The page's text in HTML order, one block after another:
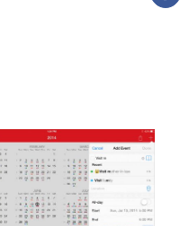
så vi på redaktionen
Wolf3D genom
jag vill spela med eller utan